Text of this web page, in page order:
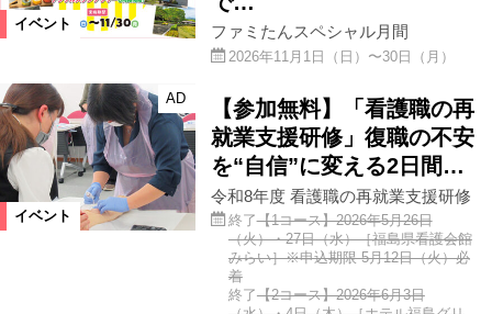
イベント ファミたんスペシャル月間
2026年11月1日（日）〜30日（月）
イベント
AD
【参加無料】「看護職の再
就業支援研修」復職の不安
を“自信”に変える2日間…
令和8年度 看護職の再就業支援研修
終了【1コース】2026年5月26日
（火）・27日（水）［福島県看護会館
みらい］※申込期限 5月12日（火）必
着
終了【2コース】2026年6月3日